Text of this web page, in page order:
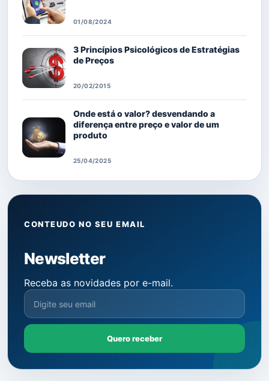
01/08/2024
3 Princípios Psicológicos de Estratégias
de Preços
20/02/2015
Onde está o valor? desvendando a
diferença entre preço e valor de um
produto
25/04/2025
CONTEUDO NO SEU EMAIL
Newsletter
Receba as novidades por e-mail.
Quero receber